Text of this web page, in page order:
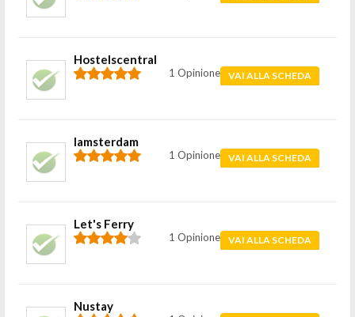
Hostelscentral
1 Opinione VAI ALLA SCHEDA
Iamsterdam
1 Opinione VAI ALLA SCHEDA
Let's Ferry
1 Opinione VAI ALLA SCHEDA
Nustay